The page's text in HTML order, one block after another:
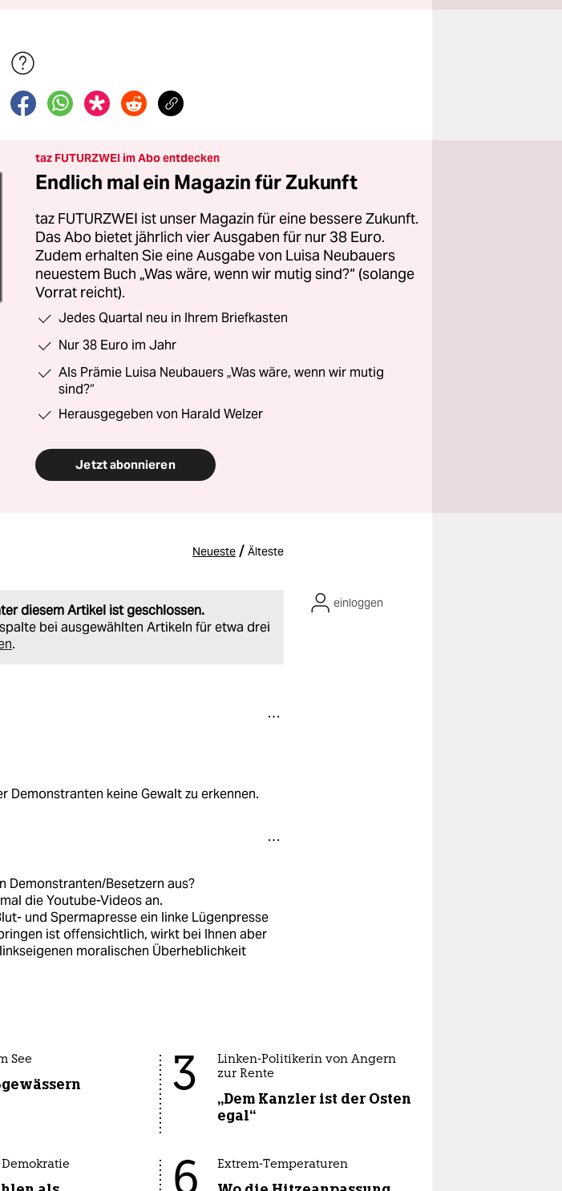
taz FUTURZWEI im Abo entdecken
Endlich mal ein Magazin für Zukunft
taz FUTURZWEI ist unser Magazin für eine bessere Zukunft.
Das Abo bietet jährlich vier Ausgaben für nur 38 Euro.
Zudem erhalten Sie eine Ausgabe von Luisa Neubauers
neuestem Buch „Was wäre, wenn wir mutig sind?“ (solange
Vorrat reicht).
Jedes Quartal neu in Ihrem Briefkasten
Nur 38 Euro im Jahr
Als Prämie Luisa Neubauers „Was wäre, wenn wir mutig
sind?“
Herausgegeben von Harald Welzer
Jetzt abonnieren
Neueste / Älteste
diesem Artikel ist geschlossen.
bei ausgewählten Artikeln für etwa drei
.
einloggen
Demonstranten keine Gewalt zu erkennen.
Demonstranten/Besetzern aus?
die Youtube-Videos an.
und Spermapresse ein linke Lügenpresse
ist offensichtlich, wirkt bei Ihnen aber
moralischen Überheblichkeit
See 3
Linken-Politikerin von Angern
zur Rente
„Dem Kanzler ist der Osten
egal“
Extrem-Temperaturen